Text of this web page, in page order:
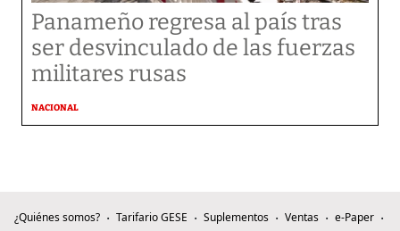
Panameño regresa al país tras
ser desvinculado de las fuerzas
militares rusas
NACIONAL
¿Quiénes somos? Tarifario GESE Suplementos Ventas
e-Paper